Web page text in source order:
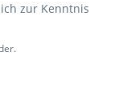
zur Kenntnis